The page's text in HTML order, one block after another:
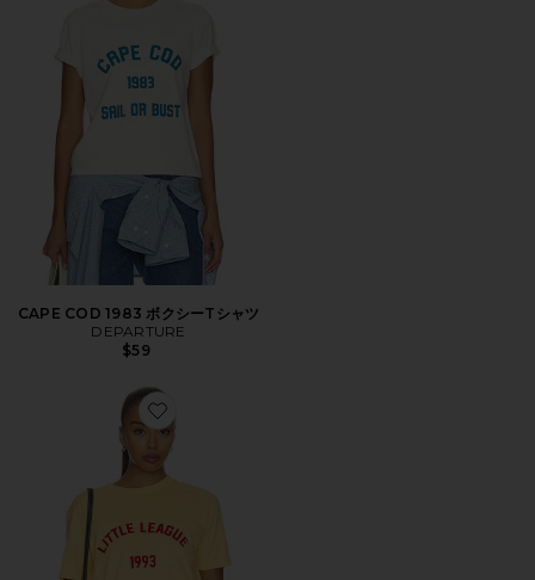
CAPE COD 1983 ボクシーTシャツ
DEPARTURE
$59
Favorite LITTLE LEAGUE 1993 CHAMPION Tシャツ